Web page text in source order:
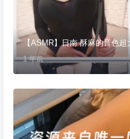
【ASMR】日南 酥麻的音色超
1 年前